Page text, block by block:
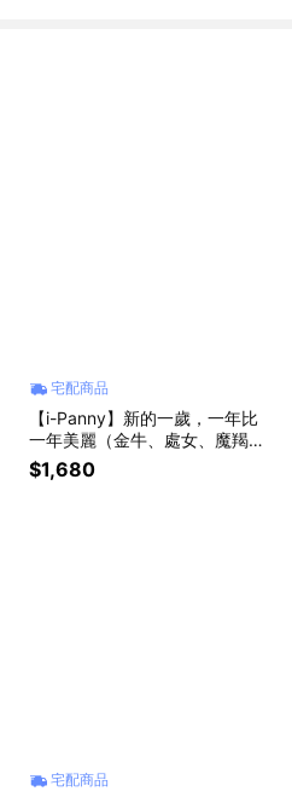
宅配商品
【i-Panny】新的一歲，一年比
一年美麗（金牛、處女、魔羯）
（土象生日）｜LINE禮物獨家｜
$1,680
宅配商品